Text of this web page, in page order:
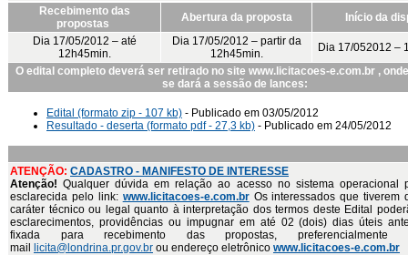
Recebimento das
propostas
Abertura da proposta
Início da
Dia 17/05/2012 – até
12h45min.
Dia 17/05/2012 – partir da
12h45min.
Dia 17/052012 –
O edital completo deverá ser retirado no site www.licitacoes-e.com.br ,
se dará a sessão de lances:
Edital (formato zip - 107 kb) - Publicado em 03/05/2012
Resultado - deserta (formato pdf - 27,3 kb) - Publicado em 24/05/2012
ATENÇÃO: CADASTRO - MANIFESTO DE INTERESSE
Atenção! Qualquer dúvida em relação ao acesso no sistema operacional
esclarecida pelo link: www.licitacoes-e.com.brOs interessados que tiverem
caráter técnico ou legal quanto à interpretação dos termos deste Edital
esclarecimentos, providências ou impugnar em até 02 (dois) dias úteis
fixada para recebimento das propostas,
mail
licita@londrina.pr.gov.br ou endereço eletrônico www.licitacoes-e.com.br